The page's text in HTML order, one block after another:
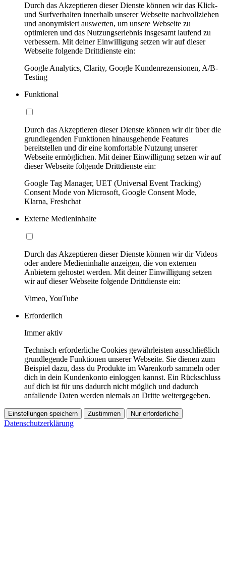
Durch das Akzeptieren dieser Dienste können wir das Klick-
und Surfverhalten innerhalb unserer Webseite nachvollziehen
und anonymisiert auswerten, um unsere Webseite zu
optimieren und das Nutzungserlebnis insgesamt laufend zu
verbessern. Mit deiner Einwilligung setzen wir auf dieser
Webseite folgende Drittdienste ein:
Google Analytics, Clarity, Google Kundenrezensionen, A/B-
Testing
Funktional
Durch das Akzeptieren dieser Dienste können wir dir über die
grundlegenden Funktionen hinausgehende Features
bereitstellen und dir eine komfortable Nutzung unserer
Webseite ermöglichen. Mit deiner Einwilligung setzen wir auf
dieser Webseite folgende Drittdienste ein:
Google Tag Manager, UET (Universal Event Tracking)
Consent Mode von Microsoft, Google Consent Mode,
Klarna, Freshchat
Externe Medieninhalte
Durch das Akzeptieren dieser Dienste können wir dir Videos
oder andere Medieninhalte anzeigen, die von externen
Anbietern gehostet werden. Mit deiner Einwilligung setzen
wir auf dieser Webseite folgende Drittdienste ein:
Vimeo, YouTube
Erforderlich
Immer aktiv
Technisch erforderliche Cookies gewährleisten ausschließlich
grundlegende Funktionen unserer Webseite. Sie dienen zum
Beispiel dazu, dass du Produkte im Warenkorb sammeln oder
dich in dein Kundenkonto einloggen kannst. Ein Rückschluss
auf dich ist für uns dadurch nicht möglich und dadurch
anfallende Daten werden niemals an Dritte weitergegeben.
Einstellungen speichern Zustimmen Nur erforderliche
Datenschutzerklärung